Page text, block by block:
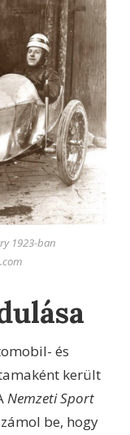
1923-ban
és
került
Nemzeti Sport
be, hogy